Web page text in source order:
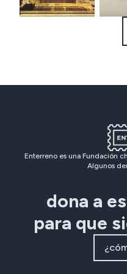
Enterreno es una Fundación
Algunos
dona a
para que